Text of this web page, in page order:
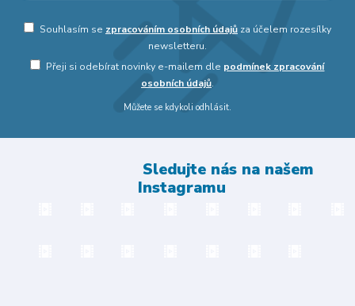
Souhlasím se zpracováním osobních údajůza účelem rozesílky
newsletteru.
Přeji si odebírat novinky e-mailem dle podmínek zpracování
osobních údajů.
Můžete se kdykoli odhlásit.
Sledujte nás na našem
Instagramu